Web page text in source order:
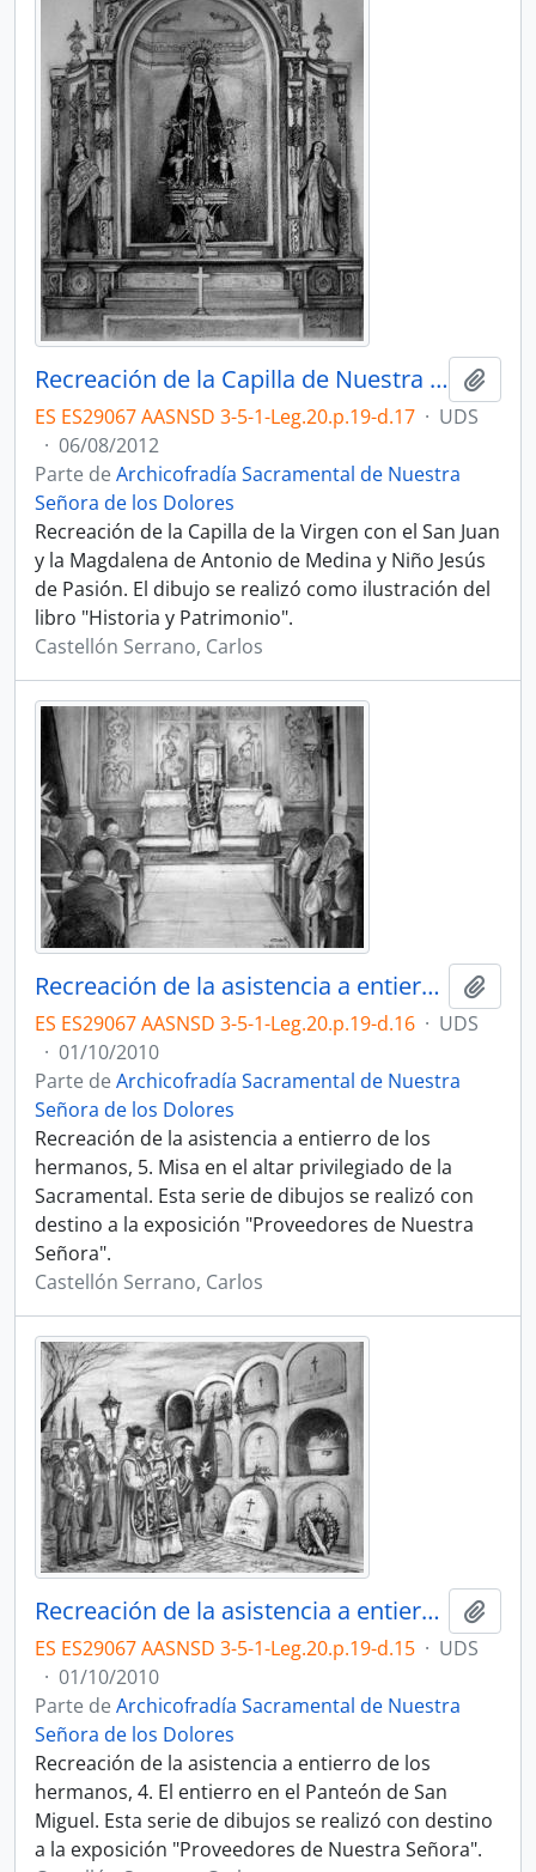
Recreación de la Capilla de Nuestra Señora de los Dolores en el siglo XVIII.
ES ES29067 AASNSD 3-5-1-Leg.20.p.19-d.17 · UDS
· 06/08/2012
Parte de Archicofradía Sacramental de Nuestra
Señora de los Dolores
Recreación de la Capilla de la Virgen con el San Juan
y la Magdalena de Antonio de Medina y Niño Jesús
de Pasión. El dibujo se realizó como ilustración del
libro "Historia y Patrimonio".
Castellón Serrano, Carlos
Recreación de la asistencia a entierro de los hermanos, 5.
ES ES29067 AASNSD 3-5-1-Leg.20.p.19-d.16 · UDS
· 01/10/2010
Parte de Archicofradía Sacramental de Nuestra
Señora de los Dolores
Recreación de la asistencia a entierro de los
hermanos, 5. Misa en el altar privilegiado de la
Sacramental. Esta serie de dibujos se realizó con
destino a la exposición "Proveedores de Nuestra
Señora".
Castellón Serrano, Carlos
Recreación de la asistencia a entierro de los hermanos, 4.
ES ES29067 AASNSD 3-5-1-Leg.20.p.19-d.15 · UDS
· 01/10/2010
Parte de Archicofradía Sacramental de Nuestra
Señora de los Dolores
Recreación de la asistencia a entierro de los
hermanos, 4. El entierro en el Panteón de San
Miguel. Esta serie de dibujos se realizó con destino
a la exposición "Proveedores de Nuestra Señora".